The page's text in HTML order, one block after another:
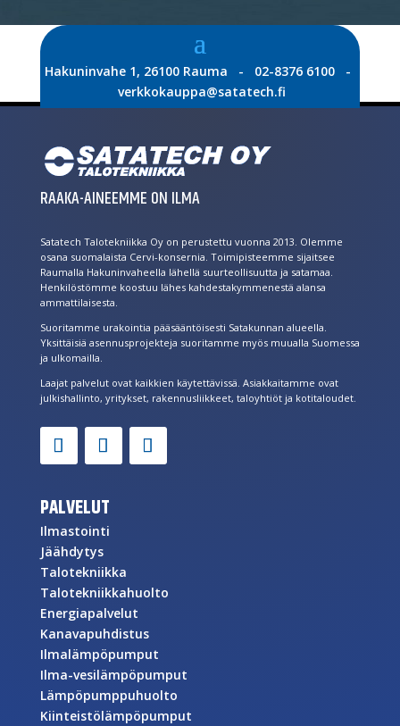
Hakuninvahe 1, 26100 Rauma - 02-8376 6100 -
verkkokauppa@satatech.fi
RAAKA-AINEEMME ON ILMA
Satatech Talotekniikka Oy on perustettu vuonna 2013. Olemme
osana suomalaista Cervi-konsernia. Toimipisteemme sijaitsee
Raumalla Hakuninvaheella lähellä suurteollisuutta ja satamaa.
Henkilöstömme koostuu lähes kahdestakymmenestä alansa
ammattilaisesta.
Suoritamme urakointia pääsääntöisesti Satakunnan alueella.
Yksittäisiä asennusprojekteja suoritamme myös muualla Suomessa
ja ulkomailla.
Laajat palvelut ovat kaikkien käytettävissä. Asiakkaitamme ovat
julkishallinto, yritykset, rakennusliikkeet, taloyhtiöt ja kotitaloudet.
PALVELUT
Ilmastointi
Jäähdytys
Talotekniikka
Talotekniikkahuolto
Energiapalvelut
Kanavapuhdistus
Ilmalämpöpumput
Ilma-vesilämpöpumput
Lämpöpumppuhuolto
Kiinteistölämpöpumput